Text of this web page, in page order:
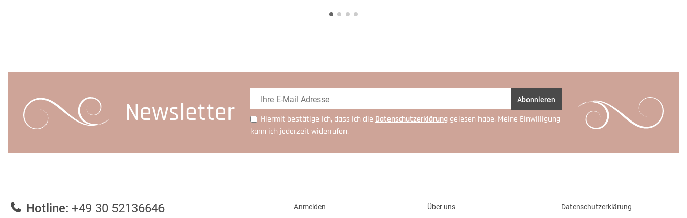
Newsletter Abonnieren
Hiermit bestätige ich, dass ich die Daten­schutz­erklärung gelesen habe. Meine Einwilligung
kann ich jederzeit widerrufen.
Hotline: +49 30 52136646
Anmelden
Über uns
Datenschutzerklärung